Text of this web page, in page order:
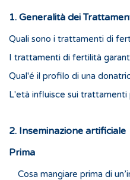
1. Generalità dei
Quali sono i trattamenti di
I trattamenti di fertilità
Qual'é il profilo di una
L'età influisce sui trattamenti
2. Inseminazione artificiale
Prima
Cosa mangiare prima di